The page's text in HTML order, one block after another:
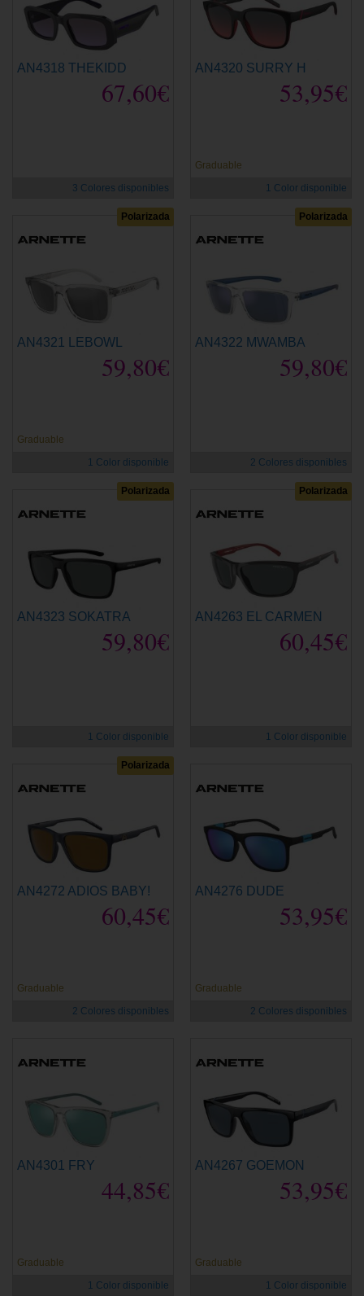
AN4318 THEKIDD
67,60€
3 Colores disponibles
AN4320 SURRY H
53,95€
Graduable
1 Color disponible
Polarizada
AN4321 LEBOWL
59,80€
Graduable
1 Color disponible
Polarizada
AN4322 MWAMBA
59,80€
2 Colores disponibles
Polarizada
AN4323 SOKATRA
59,80€
1 Color disponible
Polarizada
AN4263 EL CARMEN
60,45€
1 Color disponible
Polarizada
AN4272 ADIOS BABY!
60,45€
Graduable
2 Colores disponibles
AN4276 DUDE
53,95€
Graduable
2 Colores disponibles
AN4301 FRY
44,85€
Graduable
1 Color disponible
AN4267 GOEMON
53,95€
Graduable
1 Color disponible